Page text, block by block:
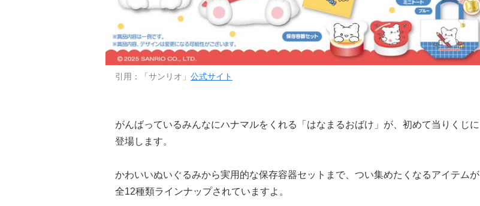
引用：「サンリオ」 公式サイト
がんばっているみんなにハナマルをくれる「はなまるおばけ」が、初めて当りくじに
登場します。
かわいいぬいぐるみから実用的な保存容器セットまで、つい集めたくなるアイテムが
全12種類ラインナップされていますよ。